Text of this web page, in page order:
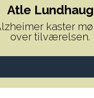
Atle Lundhaug
kaster
over tilværelsen.